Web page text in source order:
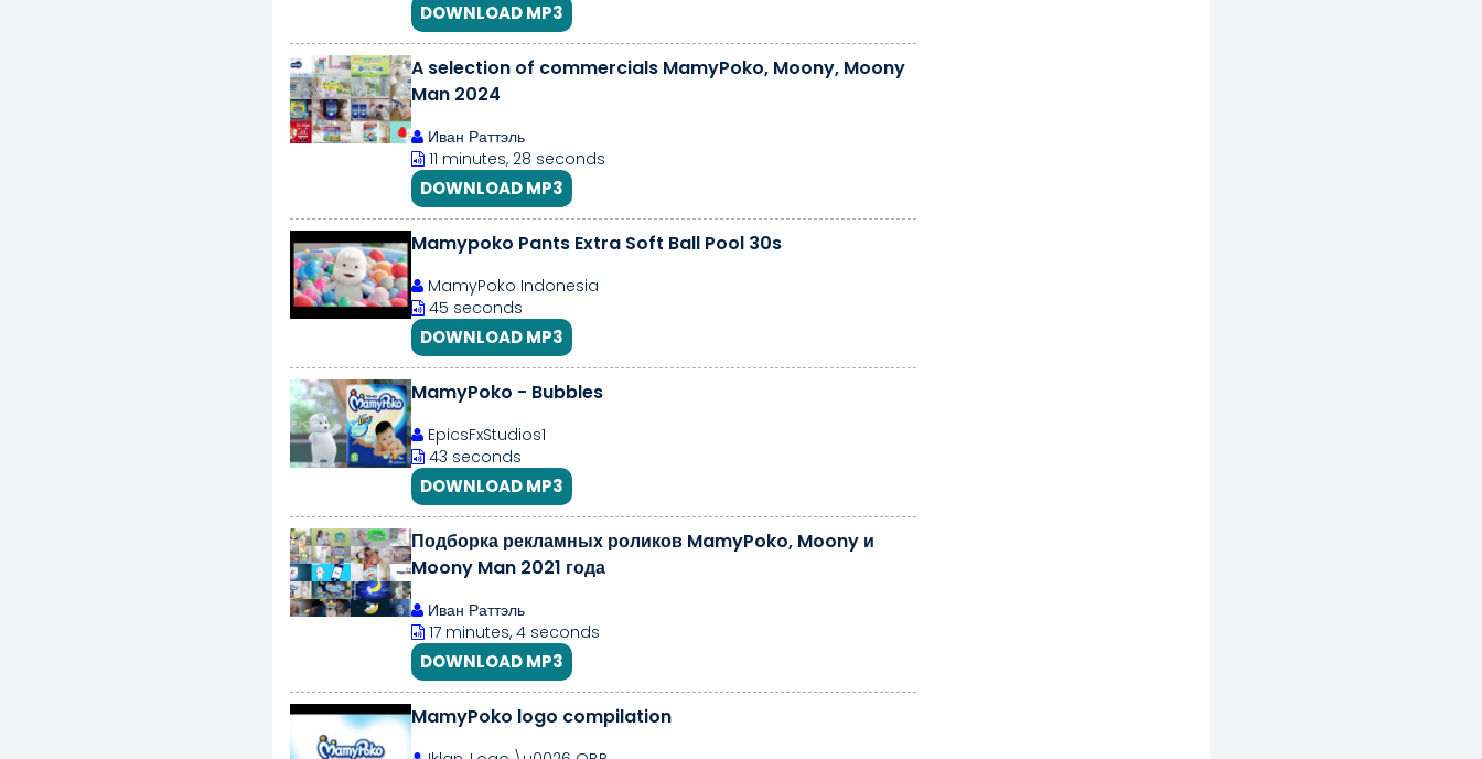
DOWNLOAD MP3
A selection of commercials MamyPoko, Moony, Moony
Man 2024
Иван Раттэль
11 minutes, 28 seconds
DOWNLOAD MP3
Mamypoko Pants Extra Soft Ball Pool 30s
MamyPoko Indonesia
45 seconds
DOWNLOAD MP3
MamyPoko - Bubbles
EpicsFxStudios1
43 seconds
DOWNLOAD MP3
Подборка рекламных роликов MamyPoko, Moony и
Moony Man 2021 года
Иван Раттэль
17 minutes, 4 seconds
DOWNLOAD MP3
MamyPoko logo compilation